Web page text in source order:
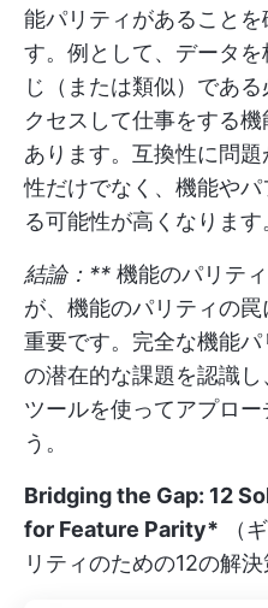
能パリティがあること
す。例として、データ
じ（または類似）であ
クセスして仕事をする
あります。互換性に問
性だけでなく、機能や
る可能性が高くなります
結論：** 機能のパリテ
が、機能のパリティの
重要です。完全な機能
の潜在的な課題を認識
ツールを使ってアプロ
う。
Bridging the Gap: 12
for Feature Parity* （
リティのための12の解